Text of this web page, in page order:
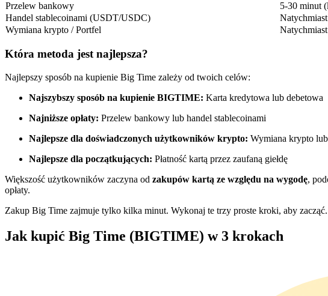
Kontrakty terminowe na USDC
Kopiowanie Transakcji
Dołącz do najlepszych traderów
Przelew bankowy
5-30 minut
Handel stablecoinami (USDT/USDC)
Natychmiast
Wymiana krypto / Portfel
Natychmiast
Która metoda jest najlepsza?
Najlepszy sposób na kupienie Big Time zależy od twoich celów:
Najszybszy sposób na kupienie BIGTIME: Karta kredytowa lub debetowa
Najniższe opłaty: Przelew bankowy lub handel stablecoinami
Najlepsze dla doświadczonych użytkowników krypto: Wymiana krypto
Najlepsze dla początkujących: Płatność kartą przez zaufaną giełdę
Większość użytkowników zaczyna od zakupów kartą ze względu na wygodę,
opłaty.
Zakup Big Time zajmuje tylko kilka minut. Wykonaj te trzy proste kroki, aby zacząć.
Jak kupić Big Time (BIGTIME) w 3 krokach